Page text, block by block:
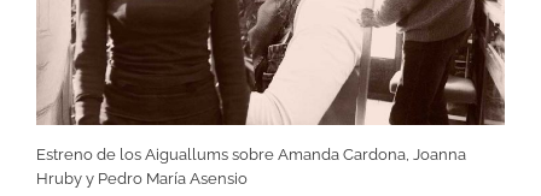
Estreno de los Aiguallums sobre Amanda Cardona, Joanna
Hruby y Pedro María Asensio